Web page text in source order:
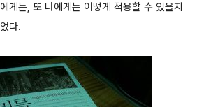
게는, 또 나에게는 어떻게 적용할 수 있을지
다.